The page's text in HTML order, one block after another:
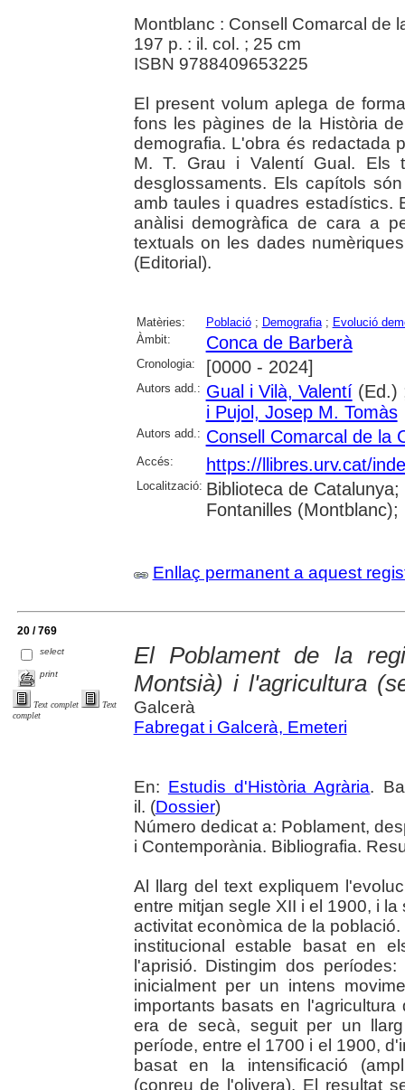
Montblanc : Consell Comarcal de
197 p. : il. col. ; 25 cm
ISBN 9788409653225
El present volum aplega de
fons les pàgines de la Història
demografia. L'obra és redactada
M. T. Grau i Valentí Gual. Els
desglossaments. Els capítols
amb taules i quadres estadístics.
anàlisi demogràfica de cara a
textuals on les dades
(Editorial).
Matèries: Població; Demografia; Evolució
Àmbit:
Conca de Barberà
Cronologia: [0000 - 2024]
Autors add.: Gual i Vilà, Valentí(Ed.)
i Pujol, Josep M. Tomàs
Autors add.: Consell Comarcal de la
Accés: https://llibres.urv.cat/
Localització: Biblioteca de
Fontanilles
Enllaç permanent a aquest
20 / 769
select
print
Text complet
Text
complet
El Poblament de la
Montsià) i l'agricultura
Galcerà
Fabregat i Galcerà, Emeteri
En: Estudis d'Història Agrària.
il. (Dossier)
Número dedicat a: Poblament,
i Contemporània. Bibliografia.
Al llarg del text expliquem
entre mitjan segle XII i el 1900, i
activitat econòmica de la
institucional estable basat en
l'aprisió. Distingim dos
inicialment per un intens
importants basats en
era de secà, seguit per un
període, entre el 1700 i el 1900,
basat en la intensificació
(conreu de l'olivera). El resultat